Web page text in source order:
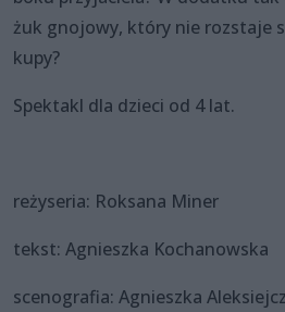
żuk gnojowy, który nie rozstaje
kupy?
Spektakl dla dzieci od 4 lat.
reżyseria: Roksana Miner
tekst: Agnieszka Kochanowska
scenografia: Agnieszka